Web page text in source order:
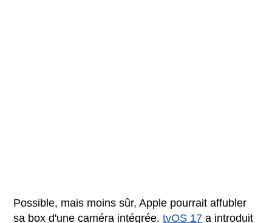
Possible, mais moins sûr, Apple pourrait affubler
sa box d'une caméra intégrée.tvOS 17 a introduit